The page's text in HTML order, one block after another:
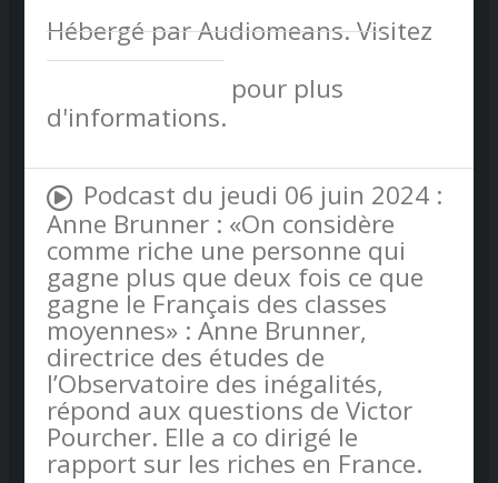
Hébergé par Audiomeans. Visitez
audiomeans.fr/politique-de-
pour plus
d'informations.
Podcast du jeudi 06 juin 2024 :
Anne Brunner : «On considère
comme riche une personne qui
gagne plus que deux fois ce que
gagne le Français des classes
moyennes» : Anne Brunner,
directrice des études de
l’Observatoire des inégalités,
répond aux questions de Victor
Pourcher. Elle a co dirigé le
rapport sur les riches en France.